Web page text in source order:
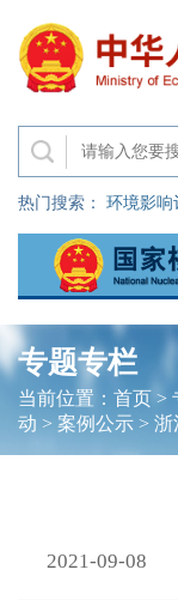
热门搜索： 环境影响
专题专栏
当前位置： 首页>
动 > 案例公示> 浙
2021-09-08